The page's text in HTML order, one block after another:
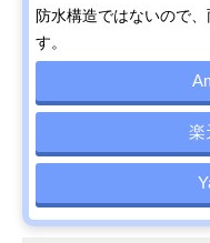
防水構造ではないので
す。
楽